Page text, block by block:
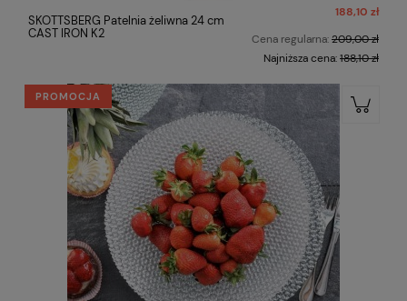
SKOTTSBERG Patelnia żeliwna 24 cm
CAST IRON K2
188,10 zł
Cena regularna:209,00 zł
Najniższa cena:188,10 zł
PROMOCJA